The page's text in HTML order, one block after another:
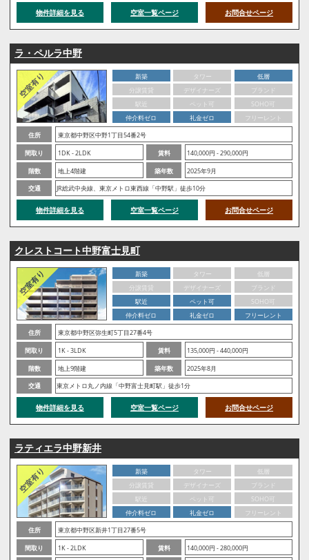
物件詳細を見る 空室一覧ページ お問合せページ
ラ・ペルラ中野
新築 タワー
低層
分譲賃貸
デザイナーズ
ブランド
駅近
ペット可
SOHO可
仲介料ゼロ
礼金ゼロ
フリーレント
住所
東京都中野区中野1丁目54番2号
間取り
1DK - 2LDK 賃料
140,000円 - 290,000円
階数
地上4階建 築年数
2025年9月
交通
JR総武中央線、東京メトロ東西線「中野駅」徒歩10分
物件詳細を見る 空室一覧ページ お問合せページ
クレストコート中野富士見町
新築 タワー
低層
分譲賃貸
デザイナーズ
ブランド
駅近
ペット可
SOHO可
仲介料ゼロ
礼金ゼロ
フリーレント
住所
東京都中野区弥生町5丁目27番4号
間取り
1K - 3LDK 賃料
135,000円 - 440,000円
階数
地上9階建 築年数
2025年8月
交通
東京メトロ丸ノ内線「中野富士見町駅」徒歩1分
物件詳細を見る 空室一覧ページ お問合せページ
ラティエラ中野新井
新築 タワー
低層
分譲賃貸
デザイナーズ
ブランド
駅近
ペット可
SOHO可
仲介料ゼロ
礼金ゼロ
フリーレント
住所
東京都中野区新井1丁目27番5号
間取り
1K - 2LDK 賃料
140,000円 - 280,000円